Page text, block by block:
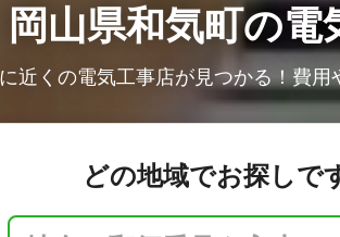
岡山県和気町の電
近くの電気工事店が見つかる！費用
どの地域でお探しで